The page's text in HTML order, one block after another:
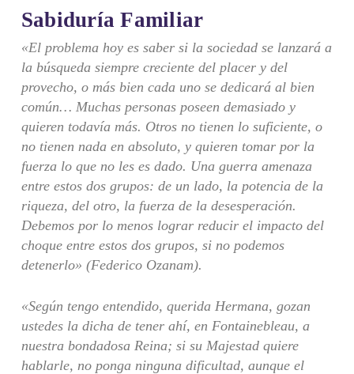
Sabiduría Familiar
«El problema hoy es saber si la sociedad se lanzará a
la búsqueda siempre creciente del placer y del
provecho, o más bien cada uno se dedicará al bien
común… Muchas personas poseen demasiado y
quieren todavía más. Otros no tienen lo suficiente, o
no tienen nada en absoluto, y quieren tomar por la
fuerza lo que no les es dado. Una guerra amenaza
entre estos dos grupos: de un lado, la potencia de la
riqueza, del otro, la fuerza de la desesperación.
Debemos por lo menos lograr reducir el impacto del
choque entre estos dos grupos, si no podemos
detenerlo» (Federico Ozanam).
«Según tengo entendido, querida Hermana, gozan
ustedes la dicha de tener ahí, en Fontainebleau, a
nuestra bondadosa Reina; si su Majestad quiere
hablarle, no ponga ninguna dificultad, aunque el